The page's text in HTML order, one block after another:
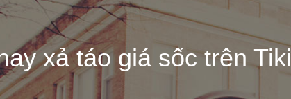
xả táo giá sốc trên Tiki